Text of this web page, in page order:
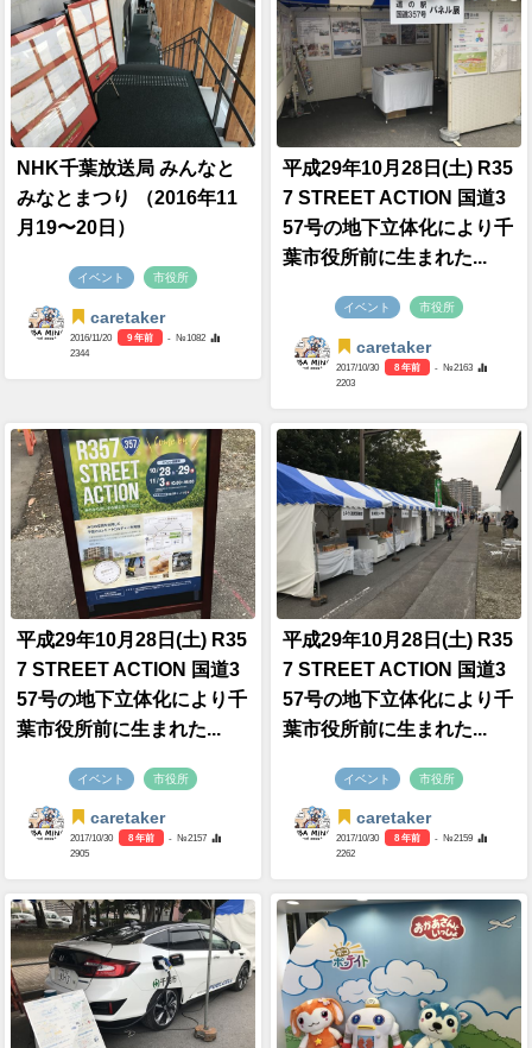
NHK千葉放送局 みんなと
みなとまつり （2016年11
月19〜20日）
イベント 市役所
caretaker
2016/11/20 9 年前
- №1082
2344
平成29年10月28日(土) R35
7 STREET ACTION 国道3
57号の地下立体化により千
葉市役所前に生まれた...
イベント 市役所
caretaker
2017/10/30 8 年前
- №2163
2203
平成29年10月28日(土) R35
7 STREET ACTION 国道3
57号の地下立体化により千
葉市役所前に生まれた...
イベント 市役所
caretaker
2017/10/30 8 年前
- №2157
2905
平成29年10月28日(土) R35
7 STREET ACTION 国道3
57号の地下立体化により千
葉市役所前に生まれた...
イベント 市役所
caretaker
2017/10/30 8 年前
- №2159
2262